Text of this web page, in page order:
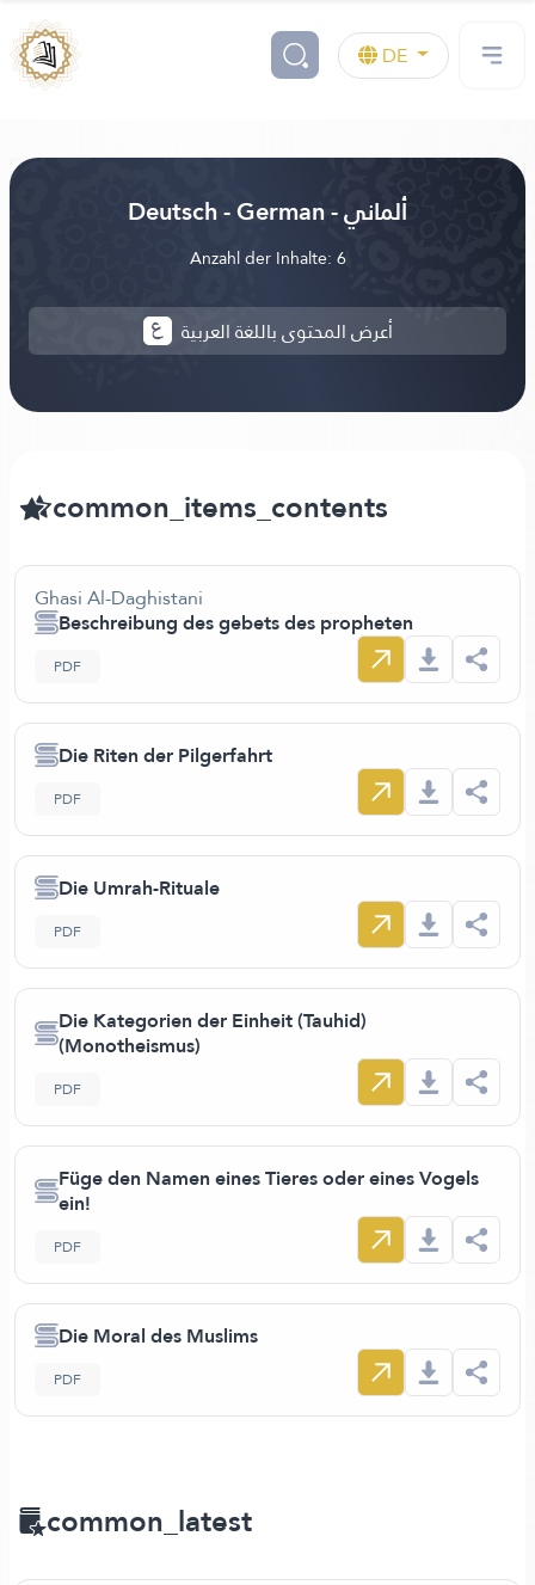
DE
Deutsch - German - ألماني
Anzahl der Inhalte: 6
أعرض المحتوى باللغة العربية
common_items_contents
Ghasi Al-Daghistani
Beschreibung des gebets des propheten
PDF
Die Riten der Pilgerfahrt
PDF
Die Umrah-Rituale
PDF
Die Kategorien der Einheit (Tauhid)
(Monotheismus)
PDF
Füge den Namen eines Tieres oder eines Vogels
ein!
PDF
Die Moral des Muslims
PDF
common_latest